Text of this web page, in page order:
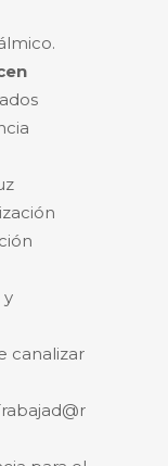
y
canalizar